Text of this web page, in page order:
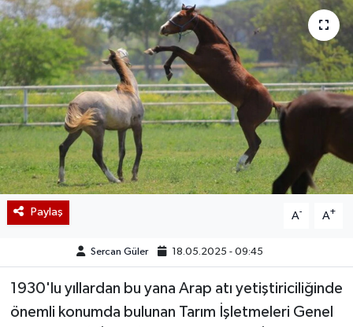
Paylaş A- A+
Sercan Güler 18.05.2025 - 09:45
1930'lu yıllardan bu yana Arap atı yetiştiriciliğinde
önemli konumda bulunan Tarım İşletmeleri Genel